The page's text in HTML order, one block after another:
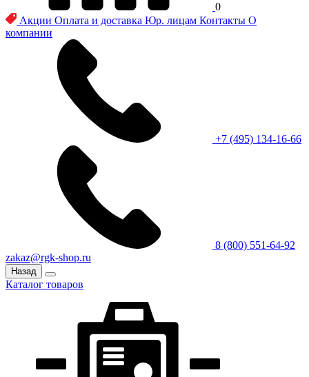
0
Акции Оплата и доставка Юр. лицам Контакты О
компании
+7 (495) 134-16-66
8 (800) 551-64-92
zakaz@rgk-shop.ru
Назад
Каталог товаров